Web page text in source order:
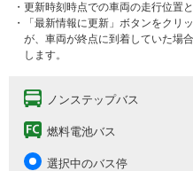
・更新時刻時点での車両の走行位置
・「最新情報に更新」ボタンをクリ
が、車両が終点に到着していた場
します。
ノンステップバス
燃料電池バス
選択中のバス停